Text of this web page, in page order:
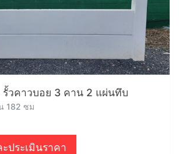
รั้วคาวบอย 3 คาน 2 แผ่นทึบ
182 ซม
ประเมินราคา